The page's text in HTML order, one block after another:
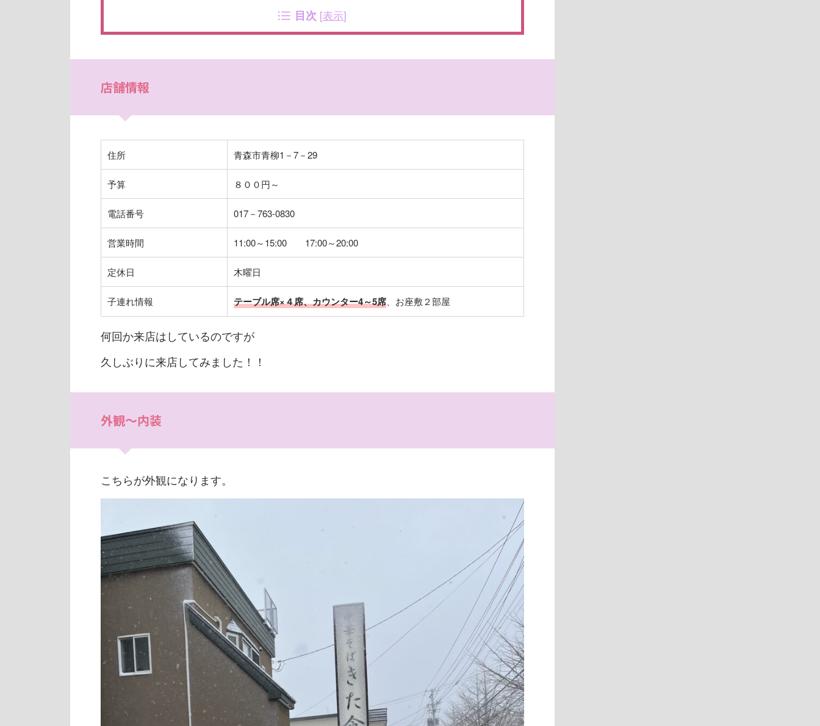
目次 [表示]
店舗情報
住所 青森市青柳1－7－29
予算 ８００円～
電話番号 017－763-0830
営業時間 11:00～15:00 17:00～20:00
定休日 木曜日
子連れ情報 テーブル席×４席、カウンター4～5席 、お座敷２部屋
何回か来店はしているのですが
久しぶりに来店してみました！！
外観～内装
こちらが外観になります。